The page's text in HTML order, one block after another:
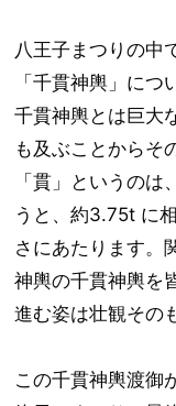
八王子まつりの中
「千貫神輿」につ
千貫神輿とは巨大
も及ぶことからそ
「貫」というの
うと、約3.75t に
さにあたります。
神輿の千貫神輿を
進む姿は壮観その
この千貫神輿渡御